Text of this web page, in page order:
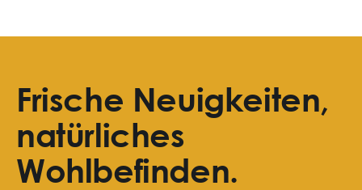
Frische Neuigkeiten,
natürliches
Wohlbefinden.